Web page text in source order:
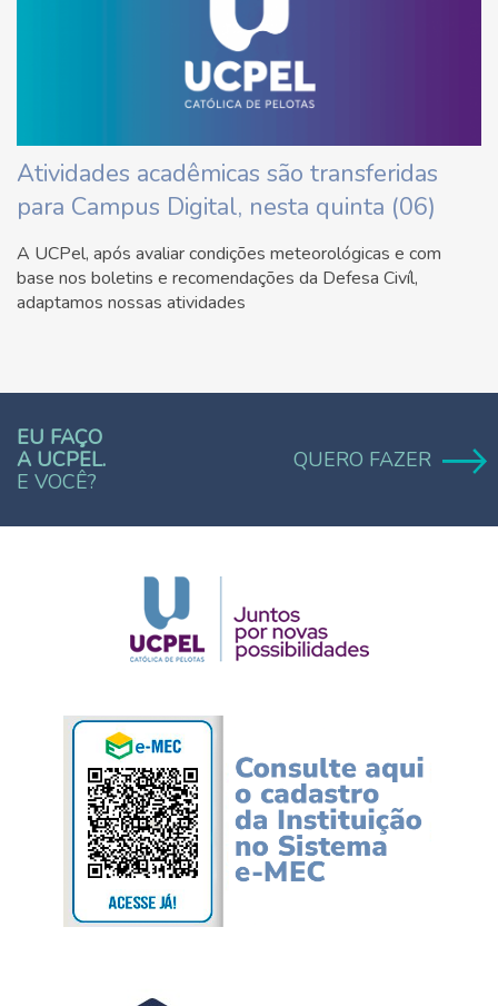
Atividades acadêmicas são transferidas
para Campus Digital, nesta quinta (06)
A UCPel, após avaliar condições meteorológicas e com
base nos boletins e recomendações da Defesa Civíl,
adaptamos nossas atividades
EU FAÇO
A UCPEL.
E VOCÊ?
QUERO FAZER